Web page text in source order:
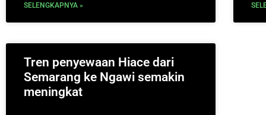
SELENGKAPNYA »
Tren penyewaan Hiace dari
Semarang ke Ngawi semakin
meningkat